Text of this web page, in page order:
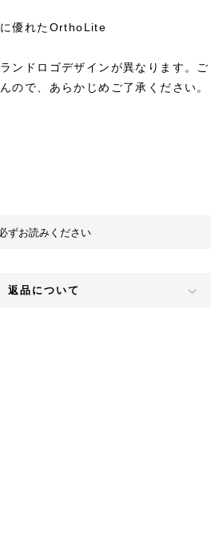
優れたOrthoLite
ンドロゴデザインが異なります。ご
ので、あらかじめご了承ください。
ずお読みください
返品について